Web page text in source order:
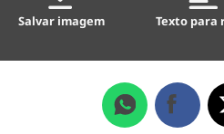
Salvar imagem Texto para